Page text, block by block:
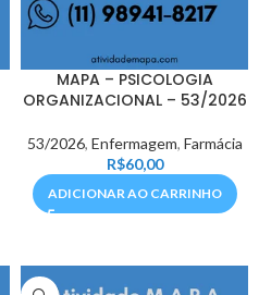
MAPA – PSICOLOGIA
ORGANIZACIONAL – 53/2026
53/2026, Enfermagem, Farmácia
R$60,00
ADICIONAR AO CARRINHO